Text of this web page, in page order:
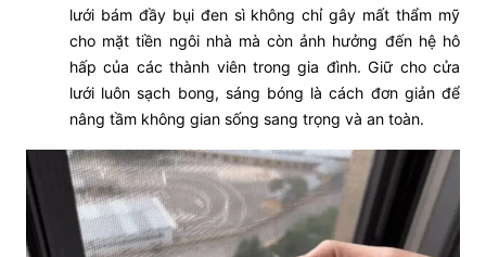
lưới bám đầy bụi đen sì không chỉ gây mất thẩm mỹ
cho mặt tiền ngôi nhà mà còn ảnh hưởng đến hệ hô
hấp của các thành viên trong gia đình. Giữ cho cửa
lưới luôn sạch bong, sáng bóng là cách đơn giản để
nâng tầm không gian sống sang trọng và an toàn.